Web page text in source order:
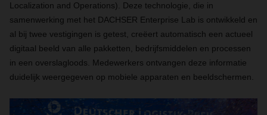
Localization and Operations). Deze technologie, die in
samenwerking met het DACHSER Enterprise Lab is ontwikkeld en
al bij twee vestigingen is getest, creëert automatisch een actueel
digitaal beeld van alle pakketten, bedrijfsmiddelen en processen
in een overslagloods. Medewerkers ontvangen deze informatie
duidelijk weergegeven op mobiele apparaten en beeldschermen.